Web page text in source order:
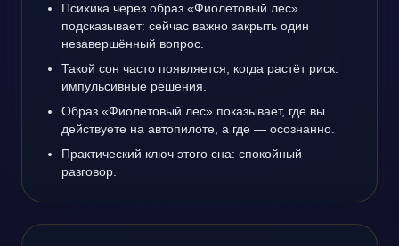
Психика через образ «Фиолетовый лес»
подсказывает: сейчас важно закрыть один
незавершённый вопрос.
Такой сон часто появляется, когда растёт риск:
импульсивные решения.
Образ «Фиолетовый лес» показывает, где вы
действуете на автопилоте, а где — осознанно.
Практический ключ этого сна: спокойный
разговор.